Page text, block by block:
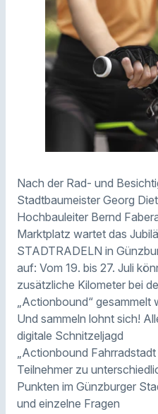
Nach der Rad- und
Stadtbaumeister Georg
Hochbauleiter Bernd
Marktplatz wartet das
STADTRADELN in
auf: Vom 19. bis 27. Juli
zusätzliche Kilometer bei
„Actionbound“ gesammelt
Und sammeln lohnt sich!
digitale Schnitzeljagd
„Actionbound
Teilnehmer zu
Punkten im Günzburger
und einzelne Fragen